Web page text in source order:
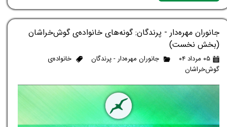
جانوران مهره‌دار - پرندگان: گونه‌های خانواده‌ی گوش‌خراشان
(بخش نخست)
۰۵ مرداد ۰۴ جانوران مهره‌دار - پرندگان
خانواده‌ی
گوش‌خراشان